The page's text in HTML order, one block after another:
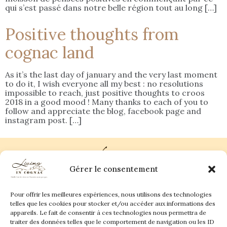
Gérer le consentement
Pour offrir les meilleures expériences, nous utilisons des technologies
telles que les cookies pour stocker et/ou accéder aux informations des
appareils. Le fait de consentir à ces technologies nous permettra de
traiter des données telles que le comportement de navigation ou les ID
qui s’est passé dans notre belle région tout au long […]
Positive thoughts from
cognac land
As it’s the last day of january and the very last moment
to do it, I wish everyone all my best : no resolutions
impossible to reach, just positive thoughts to croos
2018 in a good mood ! Many thanks to each of you to
follow and appreciate the blog, facebook page and
instagram post. […]
Plan du site
Living in Cognac Land
Contact
anne@livingincognac.com